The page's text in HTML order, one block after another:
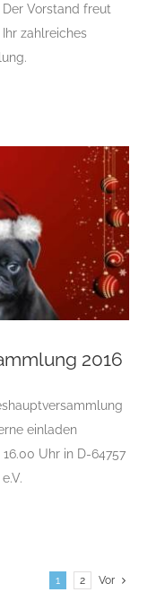
Vorstand freut
zahlreiches
2016
2016
einladen
Uhr in D-64757
1 2 Vor